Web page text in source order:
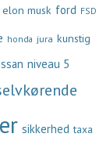
elon musk ford FSD
honda jura kunstig
niveau 5
sikkerhed taxa